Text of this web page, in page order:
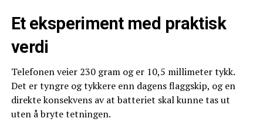
Et eksperiment med praktisk
verdi
Telefonen veier 230 gram og er 10,5 millimeter tykk.
Det er tyngre og tykkere enn dagens flaggskip, og en
direkte konsekvens av at batteriet skal kunne tas ut
uten å bryte tetningen.